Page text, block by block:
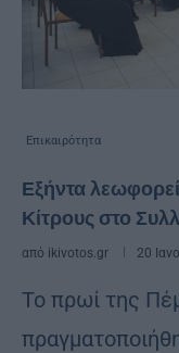
Επικαιρότητα
Εξήντα
Κίτρους στο
από ikivotos.gr 20
Το πρωί της